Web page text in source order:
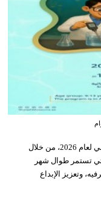
تواصل هيئة الشارقة للمتاحف تنفيذ برنامجها الصيفي لعام 2026، من خلال
تستمر طوال شهر
وتعزيز الإبداع